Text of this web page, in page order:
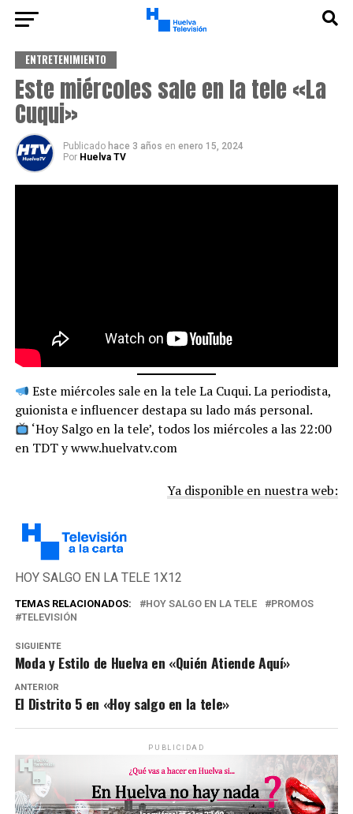
ENTRETENIMIENTO
Este miércoles sale en la tele «La
Cuqui»
Publicado hace 3 años en enero 15, 2024
Por Huelva TV
Este miércoles sale en la tele La Cuqui. La periodista,
guionista e influencer destapa su lado más personal.
‘Hoy Salgo en la tele’, todos los miércoles a las 22:00
en TDT y www.huelvatv.com
Ya disponible en nuestra web:
HOY SALGO EN LA TELE 1X12
TEMAS RELACIONADOS: HOY SALGO EN LA TELE
PROMOS
TELEVISIÓN
SIGUIENTE
Moda y Estilo de Huelva en «Quién Atiende Aquí»
ANTERIOR
El Distrito 5 en «Hoy salgo en la tele»
PUBLICIDAD